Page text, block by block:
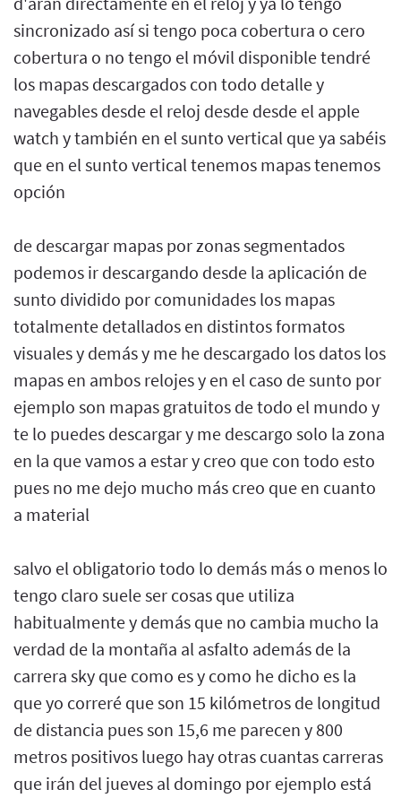
sincronizado así si tengo poca cobertura o cero
cobertura o no tengo el móvil disponible tendré
los mapas descargados con todo detalle y
navegables desde el reloj desde desde el apple
watch y también en el sunto vertical que ya sabéis
que en el sunto vertical tenemos mapas tenemos
opción
de descargar mapas por zonas segmentados
podemos ir descargando desde la aplicación de
sunto dividido por comunidades los mapas
totalmente detallados en distintos formatos
visuales y demás y me he descargado los datos los
mapas en ambos relojes y en el caso de sunto por
ejemplo son mapas gratuitos de todo el mundo y
te lo puedes descargar y me descargo solo la zona
en la que vamos a estar y creo que con todo esto
pues no me dejo mucho más creo que en cuanto
a material
salvo el obligatorio todo lo demás más o menos lo
tengo claro suele ser cosas que utiliza
habitualmente y demás que no cambia mucho la
verdad de la montaña al asfalto además de la
carrera sky que como es y como he dicho es la
que yo correré que son 15 kilómetros de longitud
de distancia pues son 15,6 me parecen y 800
metros positivos luego hay otras cuantas carreras
que irán del jueves al domingo por ejemplo está